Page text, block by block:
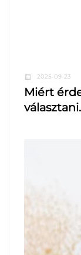
2025-09-23
Miért